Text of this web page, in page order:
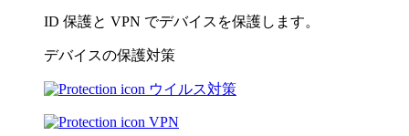
ID 保護と VPN でデバイスを保護します。
デバイスの保護対策
ウイルス対策
VPN